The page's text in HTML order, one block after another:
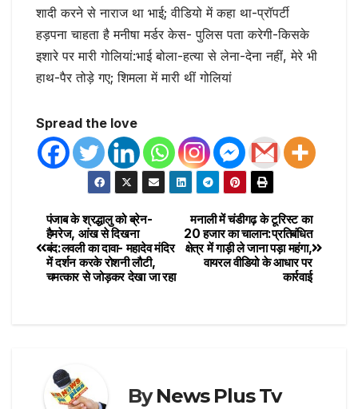
शादी करने से नाराज था भाई; वीडियो में कहा था-प्रॉपर्टी
हड़पना चाहता है मनीषा मर्डर केस- पुलिस पता करेगी-किसके
इशारे पर मारी गोलियां:भाई बोला-हत्या से लेना-देना नहीं, मेरे भी
हाथ-पैर तोड़े गए; शिमला में मारी थीं गोलियां
Spread the love
मनाली में चंडीगढ़ के टूरिस्ट का
₹20 हजार का चालान:प्रतिबंधित
क्षेत्र में गाड़ी ले जाना पड़ा महंगा,
वायरल वीडियो के आधार पर
कार्रवाई
पंजाब के श्रद्धालु को ब्रेन-
हैमरेज, आंख से दिखना
बंद:लवली का दावा- महादेव मंदिर
में दर्शन करके रोशनी लौटी,
चमत्कार से जोड़कर देखा जा रहा
ByNews Plus Tv